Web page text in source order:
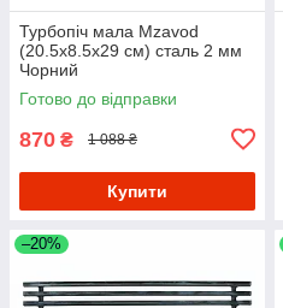
Турбопіч мала Mzavod
(20.5х8.5х29 см) сталь 2 мм
Чорний
Готово до відправки
870 ₴ 1 088 ₴
Купити
–20%